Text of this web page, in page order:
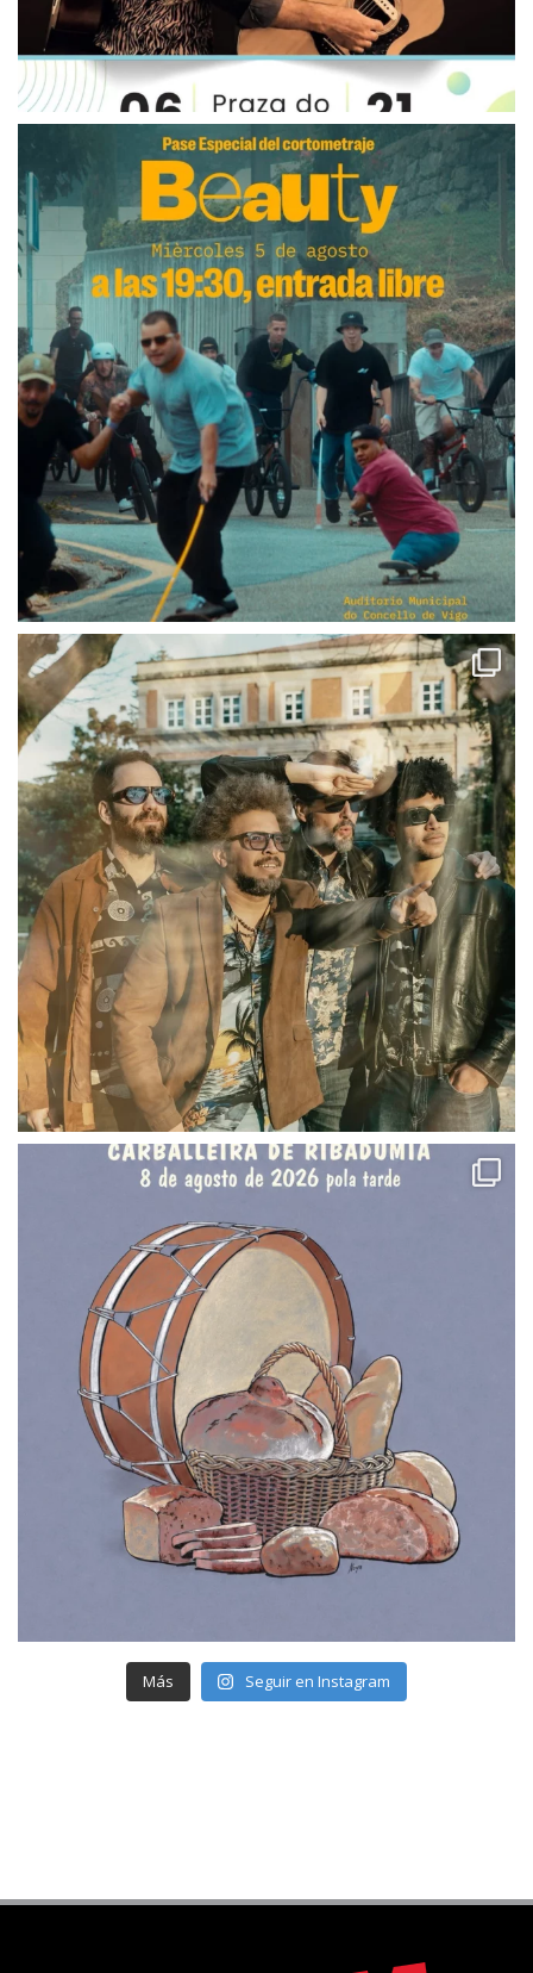
Más Seguir en Instagram